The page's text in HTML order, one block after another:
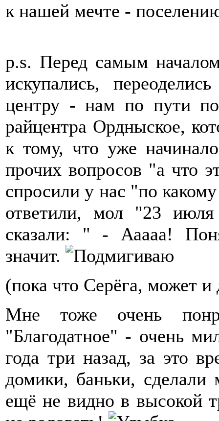
к нашей мечте -
p.s. Перед самым
искупались,
центру - нам по пути
райцентра Ордныское,
к тому, что уже
прочих вопросов "а что
спросили у нас "по
ответили, мол "23
сказали: " - Ааааа!
значит.
(пока что Серёга, может и
Мне тоже очень
"Благодатное" - очень
года три назад, за это
домики, баньки,
ещё не видно в высокой